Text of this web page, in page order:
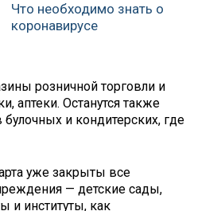
Что необходимо знать о
коронавирусе
розничной торговли и
аптеки. Останутся также
и кондитерских, где
уже закрыты все
— детские сады,
и институты, как